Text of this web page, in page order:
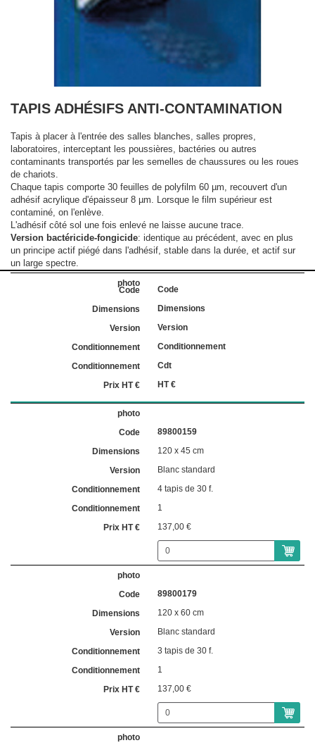
TAPIS ADHÉSIFS ANTI-CONTAMINATION
Tapis à placer à l'entrée des salles blanches, salles propres,
laboratoires, interceptant les poussières, bactéries ou autres
contaminants transportés par les semelles de chaussures ou les roues
de chariots.
Chaque tapis comporte 30 feuilles de polyfilm 60 µm, recouvert d'un
adhésif acrylique d'épaisseur 8 µm. Lorsque le film supérieur est
contaminé, on l'enlève.
L'adhésif côté sol une fois enlevé ne laisse aucune trace.
Version bactéricide-fongicide: identique au précédent, avec en plus
un principe actif piégé dans l'adhésif, stable dans la durée, et actif sur
un large spectre.
Code
Dimensions
Version
Conditionnement
Cdt
HT €
89800159
120 x 45 cm
Blanc standard
4 tapis de 30 f.
1
137,00 €
89800179
120 x 60 cm
Blanc standard
3 tapis de 30 f.
1
137,00 €